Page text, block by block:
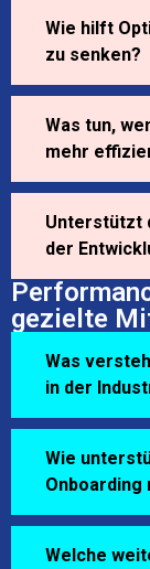
Wie hilft
zu senken?
Was tun,
mehr
Unterstützt
der
gezielte
Was
in der
Wie
Welche